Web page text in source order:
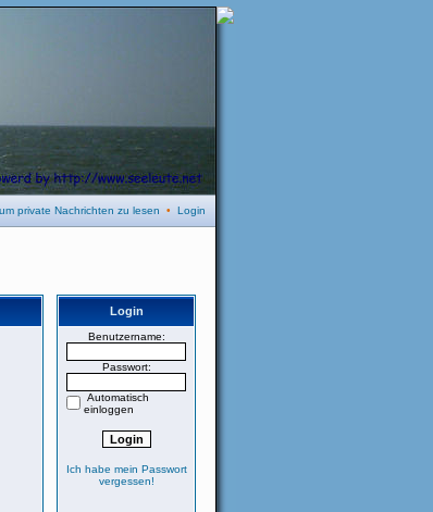
private Nachrichten zu lesen • Login
Login
Benutzername:
Passwort:
Automatisch
einloggen
Ich habe mein Passwort
vergessen!